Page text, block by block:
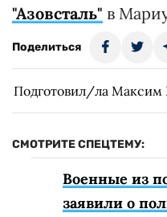
"Азовсталь" в
Поделиться
Подготовил/ла Максим
СМОТРИТЕ СПЕЦТЕМУ:
Военные из
заявили о